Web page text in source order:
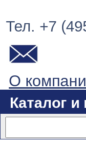
Тел. +7
О
Каталог